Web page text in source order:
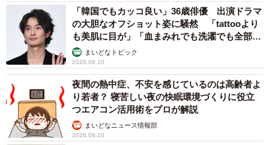
「砂浜や海岸などは一般のプラスチックごみ（食品トレイ
や弁当の容器、梱包袋など）、消波ブロックには粗大ごみ
（テレビや洗濯機、エアコンに自転車など）、人の入りに
くい海岸は漂着ごみ（発泡スチロール製のバールや一般に
使われる緩衝用の発泡ケース、ロープや網などの漁具）が
よく見られます。発泡スチロールのバールは、岸壁や消波
ブロックに波で打ちつけられて、粉々のマイクロプラスチ
ックになり、30cmほど堆積している海岸もあります
「韓国でもカッコ良い」36歳俳優 出演ドラマ
の大胆なオフショット姿に騒然 「tattooより
も美肌に目が」「血まみれでも洗濯でも全部か
っこいい」
まいどなトピック
2026.08.10
夜間の熱中症、不安を感じているのは高齢者よ
り若者？ 寝苦しい夜の快眠環境づくりに役立
つエアコン活用術をプロが解説
まいどなニュース情報部
2026.08.10